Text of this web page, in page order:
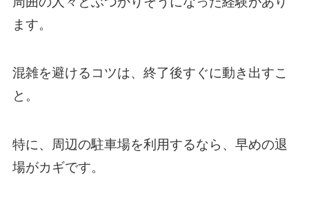
ます。
混雑を避けるコツは、終了後すぐに動き出すこ
と。
特に、周辺の駐車場を利用するなら、早めの退
場がカギです。